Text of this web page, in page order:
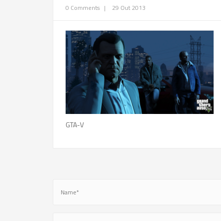
0 Comments | 29 Out 2013
GTA-V